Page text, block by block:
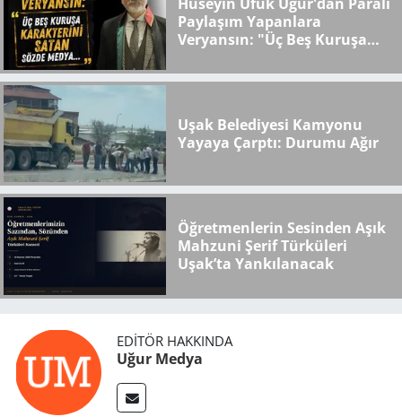
Paylaşım Yapanlara
Veryansın: "Üç Beş Kuruşa
Medya..."
Uşak Belediyesi Kamyonu
Yayaya Çarptı: Durumu Ağır
Öğretmenlerin Sesinden Aşık
Mahzuni Şerif Türküleri
Uşak’ta Yankılanacak
EDITÖR HAKKINDA
Uğur Medya